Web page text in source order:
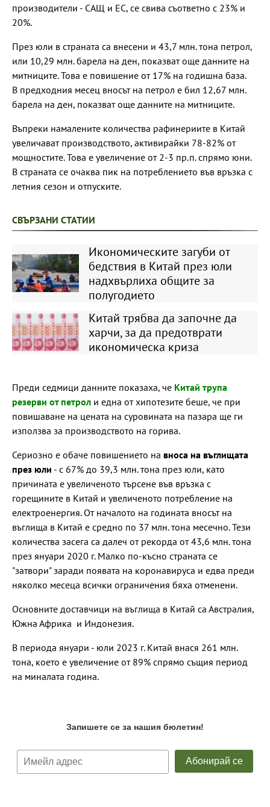
производители - САЩ и ЕС, се свива съответно с 23% и
20%.
През юли в страната са внесени и 43,7 млн. тона петрол,
или 10,29 млн. барела на ден, показват още данните на
митниците. Това е повишение от 17% на годишна база.
В предходния месец вносът на петрол е бил 12,67 млн.
барела на ден, показват още данните на митниците.
Въпреки намалените количества рафинериите в Китай
увеличават производството, активирайки 78-82% от
мощностите. Това е увеличение от 2-3 пр.п. спрямо юни.
В страната се очаква пик на потреблението във връзка с
летния сезон и отпуските.
СВЪРЗАНИ СТАТИИ
Икономическите загуби от
бедствия в Китай през юли
надхвърлиха общите за
полугодието
Китай трябва да започне да
харчи, за да предотврати
икономическа криза
Преди седмици данните показаха, че Китай трупа
резерви от петрол и една от хипотезите беше, че при
повишаване на цената на суровината на пазара ще ги
използва за производството на горива.
Сериозно е обаче повишението на вноса на въглищата
през юли - с 67% до 39,3 млн. тона през юли, като
причината е увеличеното търсене във връзка с
горещините в Китай и увеличеното потребление на
електроенергия. От началото на годината вносът на
въглища в Китай е средно по 37 млн. тона месечно. Тези
количества засега са далеч от рекорда от 43,6 млн. тона
през януари 2020 г. Малко по-късно страната се
"затвори" заради появата на коронавируса и едва преди
няколко месеца всички ограничения бяха отменени.
Основните доставчици на въглища в Китай са Австралия,
Южна Африка и Индонезия.
В периода януари - юли 2023 г. Китай внася 261 млн.
тона, което е увеличение от 89% спрямо същия период
на миналата година.